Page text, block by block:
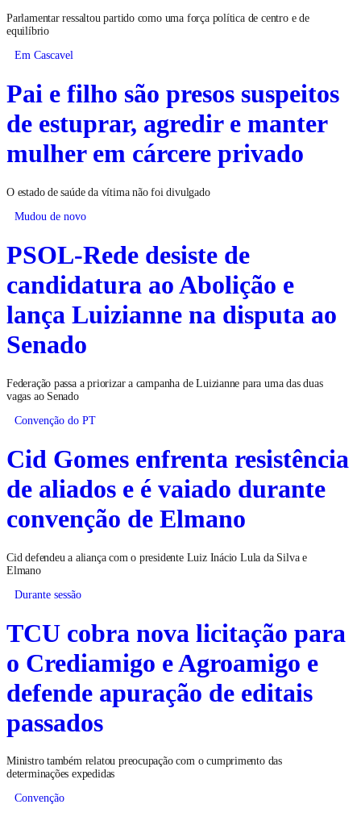
Parlamentar ressaltou partido como uma força política de centro e de
equilíbrio
Em Cascavel
Pai e filho são presos suspeitos
de estuprar, agredir e manter
mulher em cárcere privado
O estado de saúde da vítima não foi divulgado
Mudou de novo
PSOL-Rede desiste de
candidatura ao Abolição e
lança Luizianne na disputa ao
Senado
Federação passa a priorizar a campanha de Luizianne para uma das duas
vagas ao Senado
Convenção do PT
Cid Gomes enfrenta resistência
de aliados e é vaiado durante
convenção de Elmano
Cid defendeu a aliança com o presidente Luiz Inácio Lula da Silva e
Elmano
Durante sessão
TCU cobra nova licitação para
o Crediamigo e Agroamigo e
defende apuração de editais
passados
Ministro também relatou preocupação com o cumprimento das
determinações expedidas
Convenção